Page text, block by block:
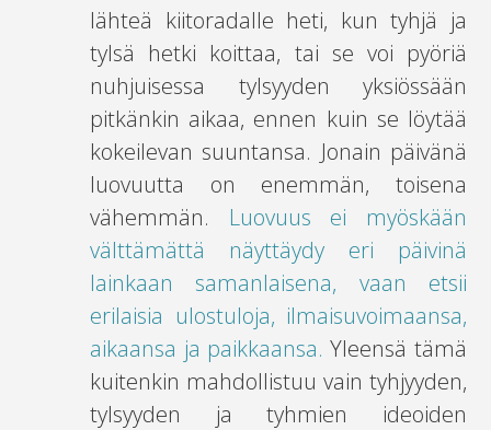
lähteä kiitoradalle heti, kun tyhjä ja
tylsä hetki koittaa, tai se voi pyöriä
nuhjuisessa tylsyyden yksiössään
pitkänkin aikaa, ennen kuin se löytää
kokeilevan suuntansa. Jonain päivänä
luovuutta on enemmän, toisena
vähemmän. Luovuus ei myöskään
välttämättä näyttäydy eri päivinä
lainkaan samanlaisena, vaan etsii
erilaisia ulostuloja, ilmaisuvoimaansa,
aikaansa ja paikkaansa. Yleensä tämä
kuitenkin mahdollistuu vain tyhjyyden,
tylsyyden ja tyhmien ideoiden